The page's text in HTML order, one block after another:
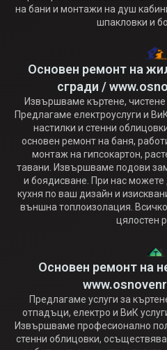
на бани и монтажи на душ
шпакловки и
Основен ремонт на
сгради /
Извършваме къртене,
Предлагаме електроуслуги и
настилки и стенни
основен ремонт на баня,
монтаж на гипсокартон,
тавани. Извършваме подови
и боядисване. При нас
кухня по ваш дизайн и
външна топлоизолация.
цялостен
Основен ремонт на
Предлагаме услуги за
отпадъци, електро и ВиК
Извършваме професионално
стенни облицовки,